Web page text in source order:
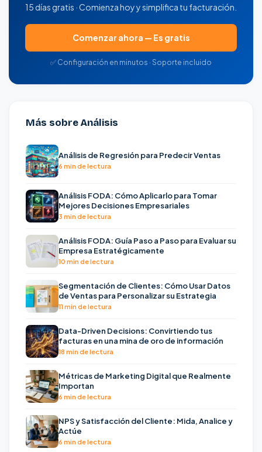
15 días gratis · Comienza hoy y simplifica tu facturación.
Comenzar ahora — Es gratis
✅ Configuración en minutos · Soporte incluido
Más sobre Análisis
Análisis de Regresión para Predecir Ventas
6 min de lectura
Análisis FODA: Cómo Aplicarlo para Tomar
Mejores Decisiones Empresariales
3 min de lectura
Análisis FODA: Guía Paso a Paso para Evaluar su
Empresa Estratégicamente
10 min de lectura
Segmentación de Clientes: Cómo Usar Datos
de Ventas para Personalizar su Estrategia
11 min de lectura
Data-Driven Decisions: Convirtiendo tus
facturas en una mina de oro de información
18 min de lectura
Métricas de Marketing Digital que Realmente
Importan
6 min de lectura
NPS y Satisfacción del Cliente: Mida, Analice y
Actúe
6 min de lectura